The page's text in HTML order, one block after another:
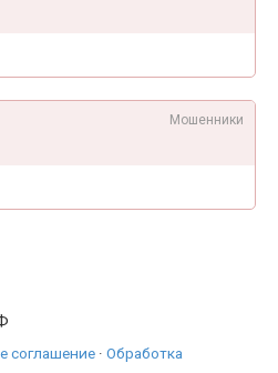
Мошенники
соглашение · Обработка